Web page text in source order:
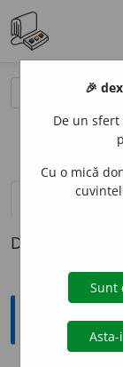
definiții (1)
Definiția cu
🎉
De un
Cu o mică